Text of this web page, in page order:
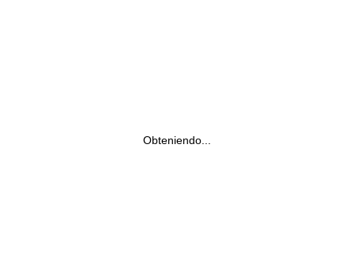
Obteniendo...